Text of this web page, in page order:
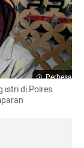
Perbesar
istri di Polres